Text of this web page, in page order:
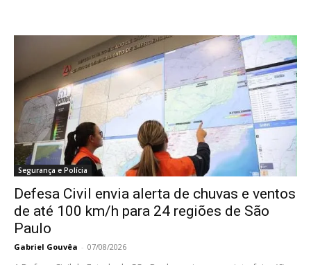
Segurança e Polícia
Defesa Civil envia alerta de chuvas e ventos
de até 100 km/h para 24 regiões de São
Paulo
Gabriel Gouvêa - 07/08/2026